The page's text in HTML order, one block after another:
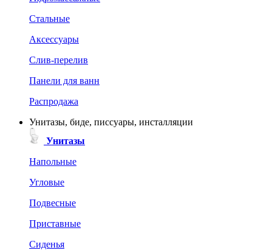
Стальные
Аксессуары
Слив-перелив
Панели для ванн
Распродажа
Унитазы, биде, писсуары, инсталляции
Унитазы
Напольные
Угловые
Подвесные
Приставные
Сиденья